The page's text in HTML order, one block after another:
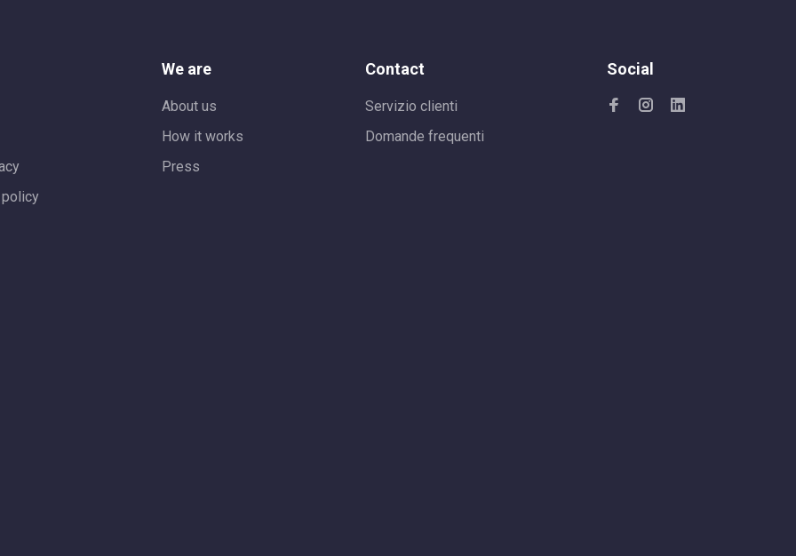
policy
We are
About us
How it works
Press
Contact
Servizio clienti
Domande frequenti
Social